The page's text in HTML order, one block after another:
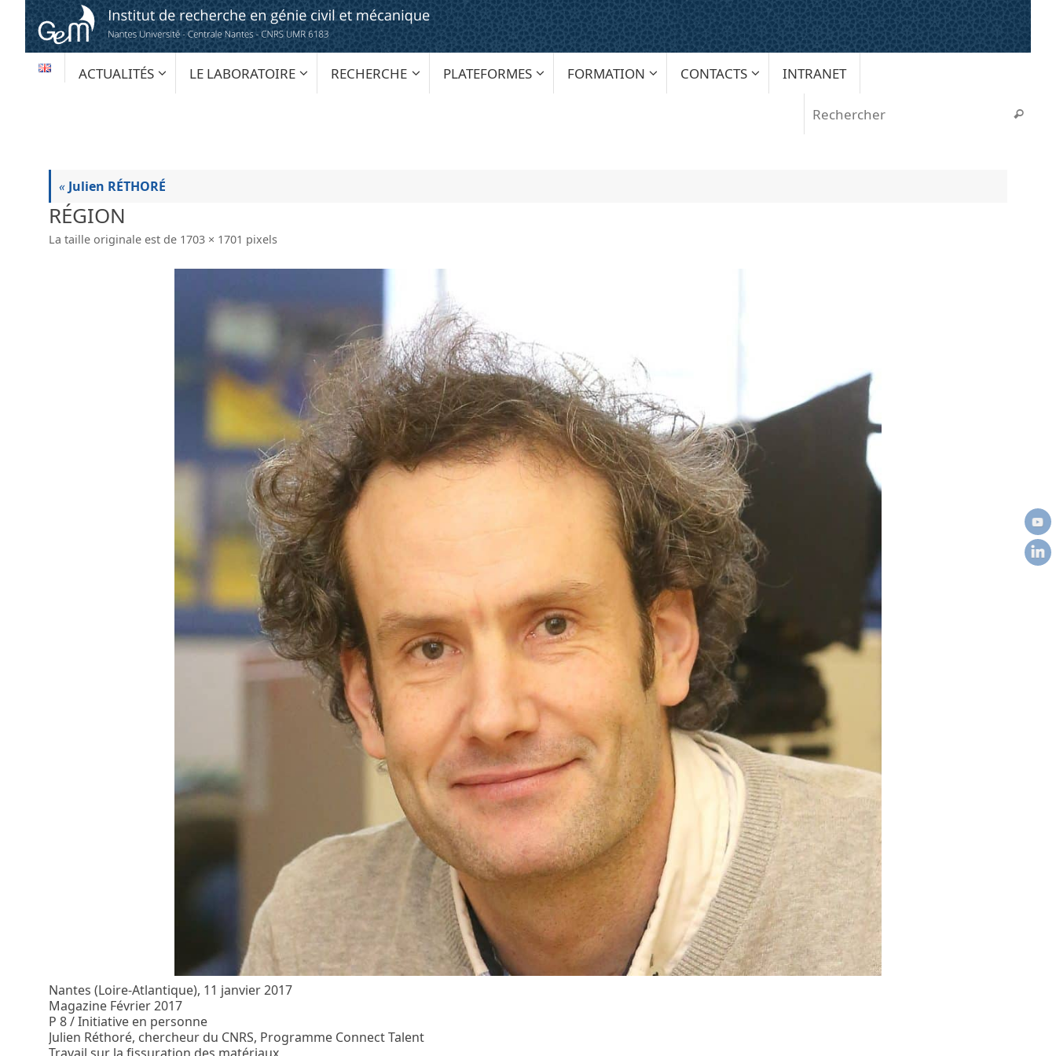
Passer
contenu
PASSER
AU
ACTUALITÉS LE LABORATOIRE RECHERCHE PLATEFORMES FORMATION CONTACTS INTRANET
« Julien RÉTHORÉ
RÉGION
La taille originale est de 1703 × 1701 pixels
Nantes (Loire-Atlantique), 11 janvier 2017
Magazine Février 2017
P 8 / Initiative en personne
Julien Réthoré, chercheur du CNRS, Programme Connect Talent